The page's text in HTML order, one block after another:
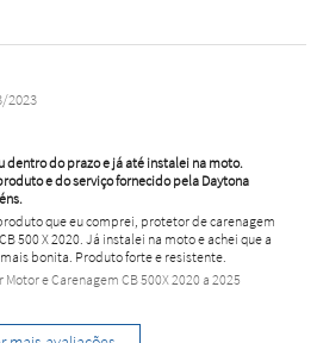
2023
dentro do prazo e já até instalei na moto.
e do serviço fornecido pela Daytona
que eu comprei, protetor de carenagem
500 X 2020. Já instalei na moto e achei que a
bonita. Produto forte e resistente.
e Carenagem CB 500X 2020 a 2025